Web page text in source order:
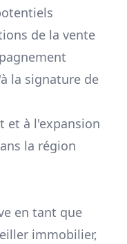
de la vente
la signature de
et à l'expansion
la région
en tant que
immobilier,